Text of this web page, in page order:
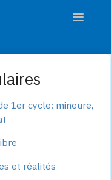
Toggle
1er cycle: mineure,
et réalités